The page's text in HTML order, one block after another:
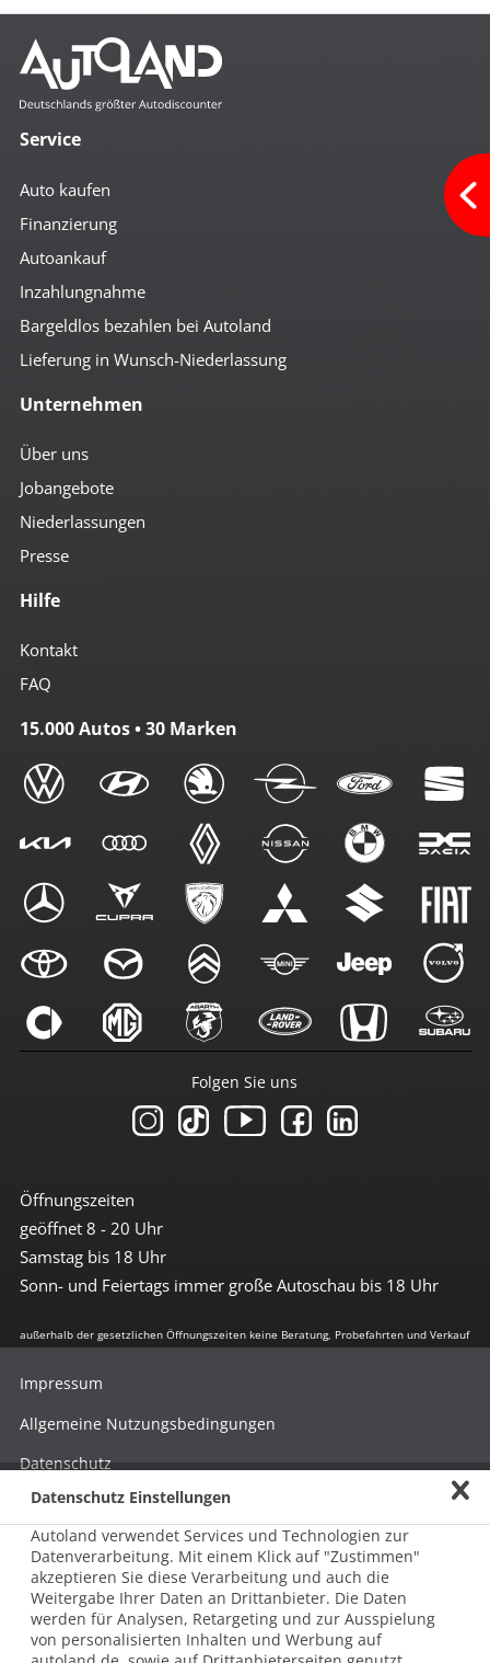
Service
Auto kaufen
Finanzierung
Autoankauf
Inzahlungnahme
Bargeldlos bezahlen bei Autoland
Lieferung in Wunsch-Niederlassung
Unternehmen
Über uns
Jobangebote
Niederlassungen
Presse
Hilfe
Kontakt
FAQ
15.000 Autos • 30 Marken
Öffnungszeiten
geöffnet 8 - 20 Uhr
Samstag bis 18 Uhr
Sonn- und Feiertags immer große Autoschau bis 18 Uhr
Folgen Sie uns
außerhalb der gesetzlichen Öffnungszeiten keine Beratung, Probefahrten und Verkauf
© 2026 AUTOLAND 24 SE & Co. Betriebs KG
Werner-von-Siemens-Str. 2, 06796 Brehna, Deutschland
Impressum
Allgemeine Nutzungsbedingungen
Datenschutz
Hinweisgebersystem nach HinSchG
Beschwerde nach LkSG
Grundsatzerklärung zum LkSG
Datenschutz Einstellungen
Autoland verwendet Services und Technologien zur
Datenverarbeitung. Mit einem Klick auf "Zustimmen"
akzeptieren Sie diese Verarbeitung und auch die
Weitergabe Ihrer Daten an Drittanbieter. Die Daten
werden für Analysen, Retargeting und zur Ausspielung
von personalisierten Inhalten und Werbung auf